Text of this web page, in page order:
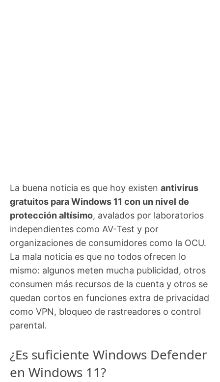
La buena noticia es que hoy existen antivirus
gratuitos para Windows 11 con un nivel de
protección altísimo, avalados por laboratorios
independientes como AV-Test y por
organizaciones de consumidores como la OCU.
La mala noticia es que no todos ofrecen lo
mismo: algunos meten mucha publicidad, otros
consumen más recursos de la cuenta y otros se
quedan cortos en funciones extra de privacidad
como VPN, bloqueo de rastreadores o control
parental.
¿Es suficiente Windows Defender
en Windows 11?